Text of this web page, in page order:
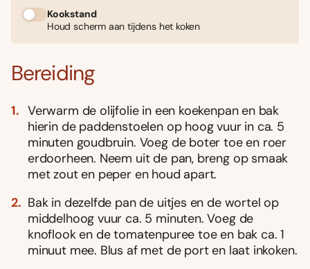
Kookstand
Houd scherm aan tijdens het koken
Bereiding
Verwarm de olijfolie in een koekenpan en bak
hierin de paddenstoelen op hoog vuur in ca. 5
minuten goudbruin. Voeg de boter toe en roer
erdoorheen. Neem uit de pan, breng op smaak
met zout en peper en houd apart.
Bak in dezelfde pan de uitjes en de wortel op
middelhoog vuur ca. 5 minuten. Voeg de
knoflook en de tomatenpuree toe en bak ca. 1
minuut mee. Blus af met de port en laat inkoken.